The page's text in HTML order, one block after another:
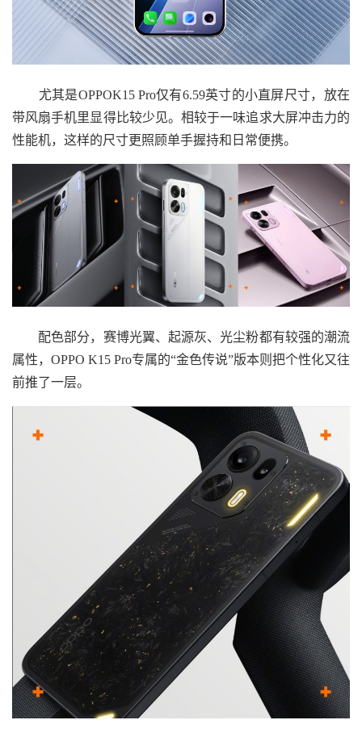
尤其是OPPOK15 Pro仅有6.59英寸的小直屏尺寸，放在
带风扇手机里显得比较少见。相较于一味追求大屏冲击力的
性能机，这样的尺寸更照顾单手握持和日常便携。
配色部分，赛博光翼、起源灰、光尘粉都有较强的潮流
属性，OPPO K15 Pro专属的“金色传说”版本则把个性化又往
前推了一层。